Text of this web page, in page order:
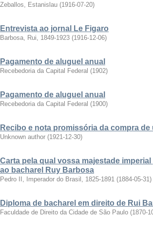
Zeballos, Estanislau (1916-07-20)
Entrevista ao jornal Le Figaro
Barbosa, Rui, 1849-1923 (1916-12-06)
Pagamento de aluguel anual
Recebedoria da Capital Federal (1902)
Pagamento de aluguel anual
Recebedoria da Capital Federal (1900)
Recibo e nota promissória da compra
Unknown author (1921-12-30)
Carta pela qual vossa majestade
ao bacharel Ruy Barbosa
Pedro II, Imperador do Brasil, 1825-1891 (1884-05-31)
Diploma de bacharel em direito de Rui
Faculdade de Direito da Cidade de São Paulo (1870-